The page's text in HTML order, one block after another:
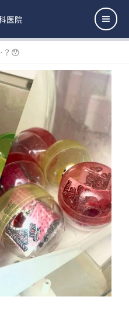
医院
？😯